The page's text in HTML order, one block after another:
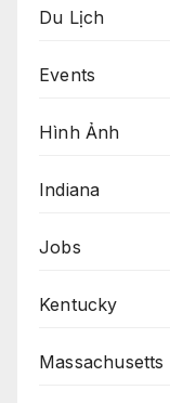
Du Lịch
Events
Hình Ảnh
Indiana
Jobs
Kentucky
Massachusetts